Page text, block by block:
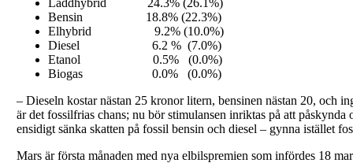
Laddhybrid 24.3% (26.1%)
Bensin 18.8% (22.3%)
Elhybrid 9.2% (10.0%)
Diesel 6.2 % (7.0%)
Etanol 0.5% (0.0%)
Biogas 0.0% (0.0%)
– Dieseln kostar nästan 25 kronor litern, bensinen nästan 20, och
är det fossilfrias chans; nu bör stimulansen inriktas på att
ensidigt sänka skatten på fossil bensin och diesel – gynna istället
Mars är första månaden med nya elbilspremien som infördes 18